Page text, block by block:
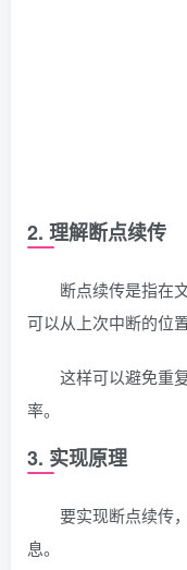
2. 理解断点续传
断点续传是指在
可以从上次中断的位
这样可以避免重
率。
3. 实现原理
要实现断点续传
息。